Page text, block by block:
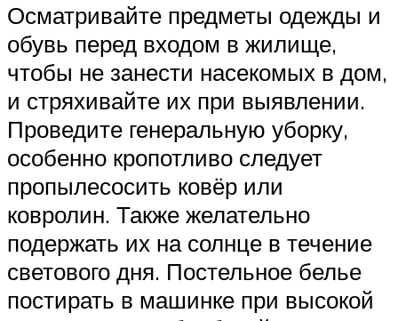
Осматривайте предметы одежды и
обувь перед входом в жилище,
чтобы не занести насекомых в дом,
и стряхивайте их при выявлении.
Проведите генеральную уборку,
особенно кропотливо следует
пропылесосить ковёр или
ковролин. Также желательно
подержать их на солнце в течение
светового дня. Постельное белье
постирать в машинке при высокой